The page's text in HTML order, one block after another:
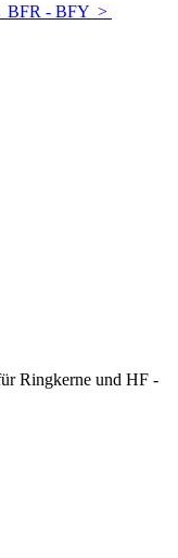
BFR - BFY >
Ringkerne und HF -